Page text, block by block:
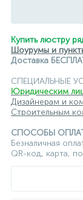
Купить люстру
Шоурумы и
Доставка
СПЕЦИАЛЬНЫЕ
Юридическим
Дизайнерам и
Строительным
СПОСОБЫ
Безналичная
QR-код, карта,